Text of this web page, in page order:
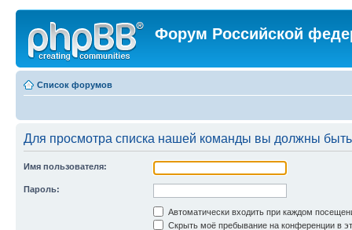
Форум Российской
Список форумов
Для просмотра списка нашей команды вы должны
Имя пользователя:
Пароль:
Автоматически входить при каждом
Скрыть моё пребывание на конференции в